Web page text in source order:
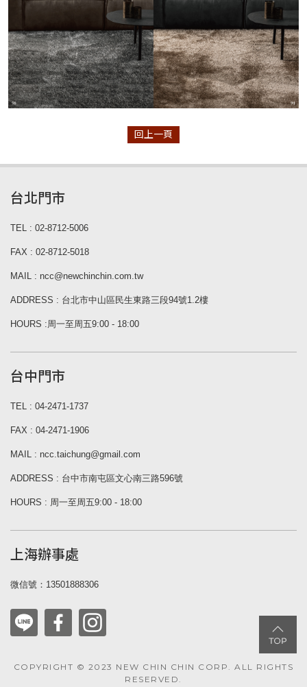
回上一頁
台北門市
TEL : 02-8712-5006
FAX : 02-8712-5018
MAIL : ncc@newchinchin.com.tw
ADDRESS : 台北市中山區民生東路三段94號1.2樓
HOURS :周一至周五9:00 - 18:00
台中門市
TEL : 04-2471-1737
FAX : 04-2471-1906
MAIL : ncc.taichung@gmail.com
ADDRESS : 台中市南屯區文心南三路596號
HOURS : 周一至周五9:00 - 18:00
上海辦事處
微信號：13501888306
COPYRIGHT © 2023 NEW CHIN CHIN CORP. ALL RIGHTS
RESERVED.